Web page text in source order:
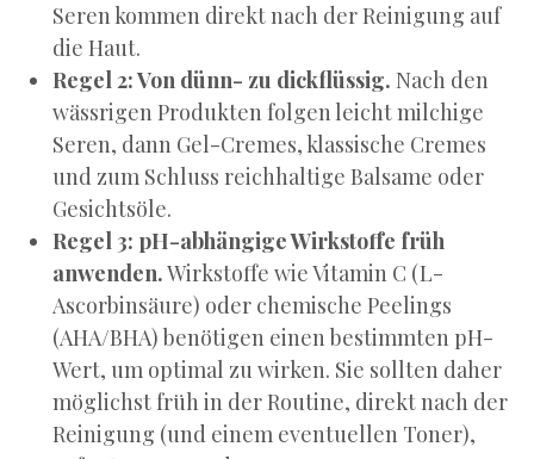
Seren kommen direkt nach der Reinigung auf
die Haut.
Regel 2: Von dünn- zu dickflüssig. Nach den
wässrigen Produkten folgen leicht milchige
Seren, dann Gel-Cremes, klassische Cremes
und zum Schluss reichhaltige Balsame oder
Gesichtsöle.
Regel 3: pH-abhängige Wirkstoffe früh
anwenden.Wirkstoffe wie Vitamin C (L-
Ascorbinsäure) oder chemische Peelings
(AHA/BHA) benötigen einen bestimmten pH-
Wert, um optimal zu wirken. Sie sollten daher
möglichst früh in der Routine, direkt nach der
Reinigung (und einem eventuellen Toner),